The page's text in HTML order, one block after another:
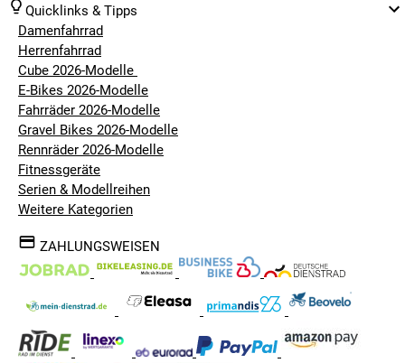
Quicklinks & Tipps
Damenfahrrad
Herrenfahrrad
Cube 2026-Modelle
E-Bikes 2026-Modelle
Fahrräder 2026-Modelle
Gravel Bikes 2026-Modelle
Rennräder 2026-Modelle
Fitnessgeräte
Serien & Modellreihen
Weitere Kategorien
ZAHLUNGSWEISEN